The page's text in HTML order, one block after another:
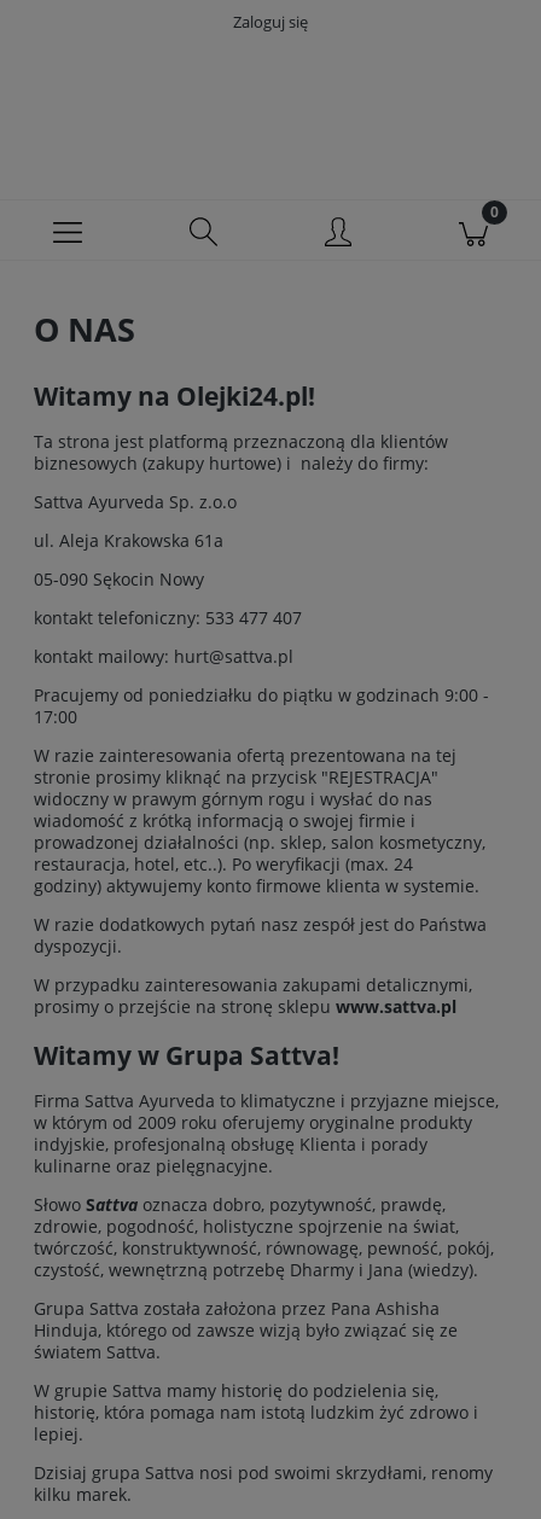
Zaloguj się
O NAS
Witamy na Olejki24.pl!
Ta strona jest platformą przeznaczoną dla klientów
biznesowych (zakupy hurtowe) i należy do firmy:
Sattva Ayurveda Sp. z.o.o
ul. Aleja Krakowska 61a
05-090 Sękocin Nowy
kontakt telefoniczny: 533 477 407
kontakt mailowy: hurt@sattva.pl
Pracujemy od poniedziałku do piątku w godzinach 9:00 -
17:00
W razie zainteresowania ofertą prezentowana na tej
stronie prosimy kliknąć na przycisk "REJESTRACJA"
widoczny w prawym górnym rogu i wysłać do nas
wiadomość z krótką informacją o swojej firmie i
prowadzonej działalności (np. sklep, salon kosmetyczny,
restauracja, hotel, etc..). Po weryfikacji (max. 24
godziny) aktywujemy konto firmowe klienta w systemie.
W razie dodatkowych pytań nasz zespół jest do Państwa
dyspozycji.
W przypadku zainteresowania zakupami detalicznymi,
prosimy o przejście na stronę sklepu www.sattva.pl
Witamy w Grupa Sattva!
Firma Sattva Ayurveda to klimatyczne i przyjazne miejsce,
w którym od 2009 roku oferujemy oryginalne produkty
indyjskie, profesjonalną obsługę Klienta i porady
kulinarne oraz pielęgnacyjne.
Słowo Sattva oznacza dobro, pozytywność, prawdę,
zdrowie, pogodność, holistyczne spojrzenie na świat,
twórczość, konstruktywność, równowagę, pewność, pokój,
czystość, wewnętrzną potrzebę Dharmy i Jana (wiedzy).
Grupa Sattva została założona przez Pana Ashisha
Hinduja, którego od zawsze wizją było związać się ze
światem Sattva.
W grupie Sattva mamy historię do podzielenia się,
historię, która pomaga nam istotą ludzkim żyć zdrowo i
lepiej.
Dzisiaj grupa Sattva nosi pod swoimi skrzydłami, renomy
kilku marek.